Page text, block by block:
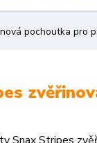
pochoutka pro